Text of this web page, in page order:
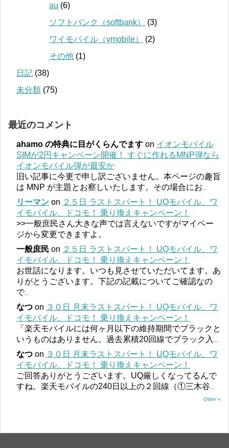
au (6)
ソフトバンク（softbank）
(3)
ワイモバイル（ymobile）
(2)
その他 (1)
日記 (38)
未分類 (75)
最近のコメント
ahamo の特典に目がくらんでます on イオンモバイル
SIMが2円キャンペーン開催！ すぐに作れるMNP弾なら
イオンモバイル弾が最安か
旧い記事に今更で申し訳ございません。本ページの趣旨
は MNP が主題とお察しいたします。その場合にお
リーマン on ２５日 ラストスパート！ UQモバイル、ワ
イモバイル、ドコモ！ 乗り換えキャンペーン！
>>一般庶民さん大きな声では言えないですがマイペー
ジから変更できますよ。
一般庶民 on ２５日 ラストスパート！ UQモバイル、ワ
イモバイル、ドコモ！ 乗り換えキャンペーン！
お世話になります。いつも見させていただいてます。あ
りがとうございます。下記の記載についてご確認なの
で...
なつ on ３０日 月末ラストスパート！ UQモバイル、ワ
イモバイル、ドコモ！ 乗り換えキャンペーン！
「楽天モバイルには何ヶ月以下の維持期間でブラックと
いうものはありません。過去累積20回線でブラック入
なつ on ３０日 月末ラストスパート！ UQモバイル、ワ
イモバイル、ドコモ！ 乗り換えキャンペーン！
ご回答ありがとうございます。UQ厳しくなってるんで
すね。楽天モバイルの240日以上の２回線（①三木谷
Older »